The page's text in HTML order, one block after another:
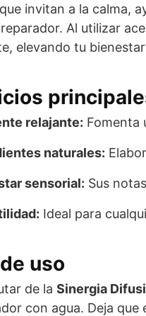
invitan a la calma,
Al utilizar
elevando tu
relajante: Fomenta
naturales:
sensorial: Sus
Ideal para
uso
de la Sinergia
con agua. Deja